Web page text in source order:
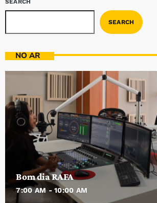
SEARCH
NO AR
Bom dia RAFA
7:00 AM - 10:00 AM